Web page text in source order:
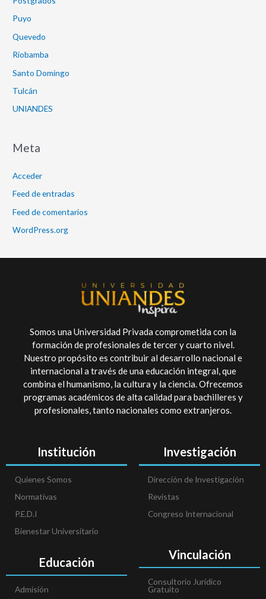
Puyo
Quevedo
Riobamba
Santo Domingo
Tulcán
UNIANDES
Meta
Acceder
Feed de entradas
Feed de comentarios
WordPress.org
Somos una Universidad Privada comprometida con la
formación de profesionales de tercer y cuarto nivel.
Nuestro propósito es contribuir al desarrollo nacional e
internacional a través de una educación integral, que
combina el humanismo, la cultura y la ciencia. Ofrecemos
programas académicos de alta calidad para bachilleres y
profesionales, tanto nacionales como extranjeros.
Institución
Quienes Somos
Normativas
P.E.D.I
Bienestar Universitario
Educación
Admisión
Investigación
Dirección de Investigación
Revistas
Congreso Internacional
Vinculación
Consultorio Jurídico
Gratuito